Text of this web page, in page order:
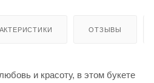
ОТЗЫВЫ
и красоту, в этом букете